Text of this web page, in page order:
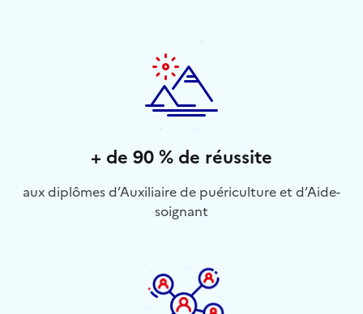
+ de 90 % de réussite
aux diplômes d’Auxiliaire de puériculture et d’Aide-
soignant